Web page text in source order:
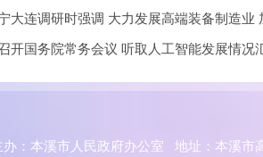
大连调研时强调 大力发展高端装备制造业
开国务院常务会议 听取人工智能发展情况
办：本溪市人民政府办公室 地址：本溪